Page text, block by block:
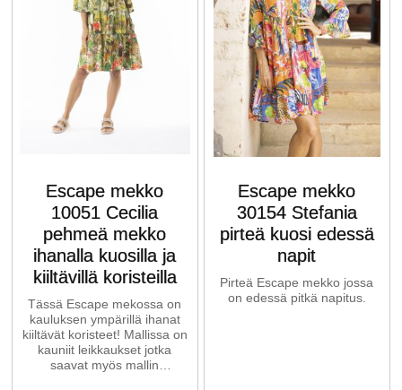
Escape mekko
10051 Cecilia
pehmeä mekko
ihanalla kuosilla ja
kiiltävillä koristeilla
Tässä Escape mekossa on
kauluksen ympärillä ihanat
kiiltävät koristeet! Mallissa on
kauniit leikkaukset jotka
saavat myös mallin
Escape mekko
30154 Stefania
pirteä kuosi edessä
napit
Pirteä Escape mekko jossa
on edessä pitkä napitus.